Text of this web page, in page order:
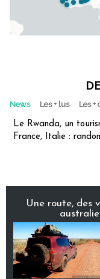
News Les + lus Les
Le Rwanda, un
France, Italie :
Une route, des